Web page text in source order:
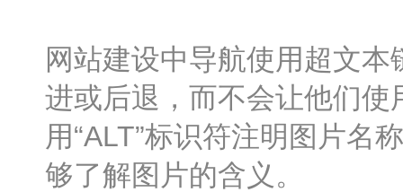
网站建设中导航使用超文
进或后退，而不会让他们
用“ALT”标识符注明图片名
够了解图片的含义。